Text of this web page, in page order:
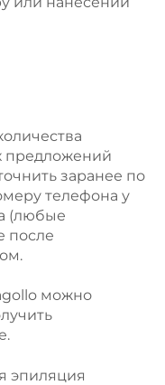
предложений
заранее по
телефона у
(любые
после
можно
эпиляция